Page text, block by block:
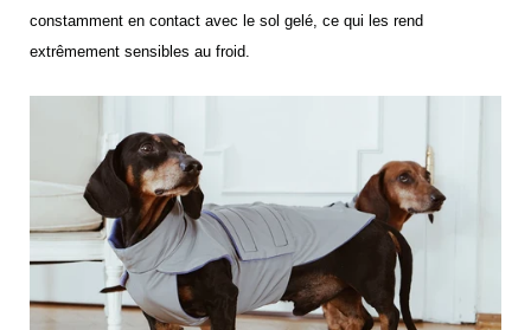
constamment en contact avec le sol gelé, ce qui les rend
extrêmement sensibles au froid.